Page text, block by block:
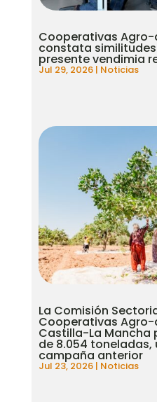
Cooperativas
constata
presente vendimia
Jul 29, 2026| Noticias
La Comisión
Cooperativas
Castilla-La Mancha
de 8.054 toneladas,
campaña anterior
Jul 23, 2026| Noticias